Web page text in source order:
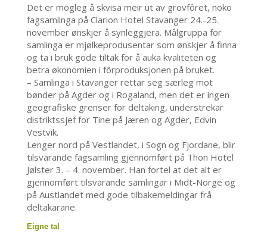
Det er mogleg å skvisa meir ut av grovfôret, noko
fagsamlinga på Clarion Hotel Stavanger 24.-25.
november ønskjer å synleggjera. Målgruppa for
samlinga er mjølkeprodusentar som ønskjer å finna
og ta i bruk gode tiltak for å auka kvaliteten og
betra økonomien i fôrproduksjonen på bruket.
– Samlinga i Stavanger rettar seg særleg mot
bønder på Agder og i Rogaland, men det er ingen
geografiske grenser for deltaking, understrekar
distriktssjef for Tine på Jæren og Agder, Edvin
Vestvik.
Lenger nord på Vestlandet, i Sogn og Fjordane, blir
tilsvarande fagsamling gjennomført på Thon Hotel
Jølster 3. – 4. november. Han fortel at det alt er
gjennomført tilsvarande samlingar i Midt-Norge og
på Austlandet med gode tilbakemeldingar frå
deltakarane.
Eigne tal